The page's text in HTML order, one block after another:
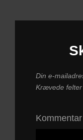
Din e-
Krævede
Kommentar